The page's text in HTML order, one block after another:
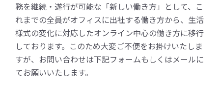
務を継続・遂行が可能な「新しい働き方」として、こ
れまでの全員がオフィスに出社する働き方から、生活
様式の変化に対応したオンライン中心の働き方に移行
しております。このため大変ご不便をお掛けいたしま
すが、お問い合わせは下記フォームもしくはメールに
てお願いいたします。